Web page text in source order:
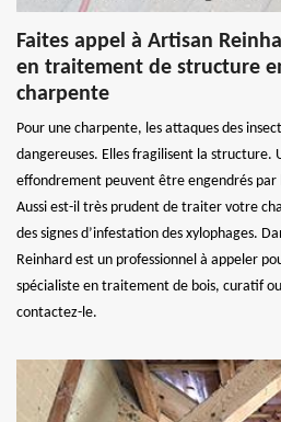
Faites appel à Artisan
en traitement de structure
charpente
Pour une charpente, les attaques des
dangereuses. Elles fragilisent la structure.
effondrement peuvent être engendrés par
Aussi est-il très prudent de traiter votre
des signes d’infestation des xylophages.
Reinhard est un professionnel à appeler
spécialiste en traitement de bois, curatif
contactez-le.